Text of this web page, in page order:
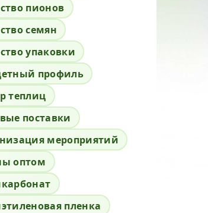
пионов
семян
упаковки
профиль
теплиц
поставки
мероприятий
оптом
пленка